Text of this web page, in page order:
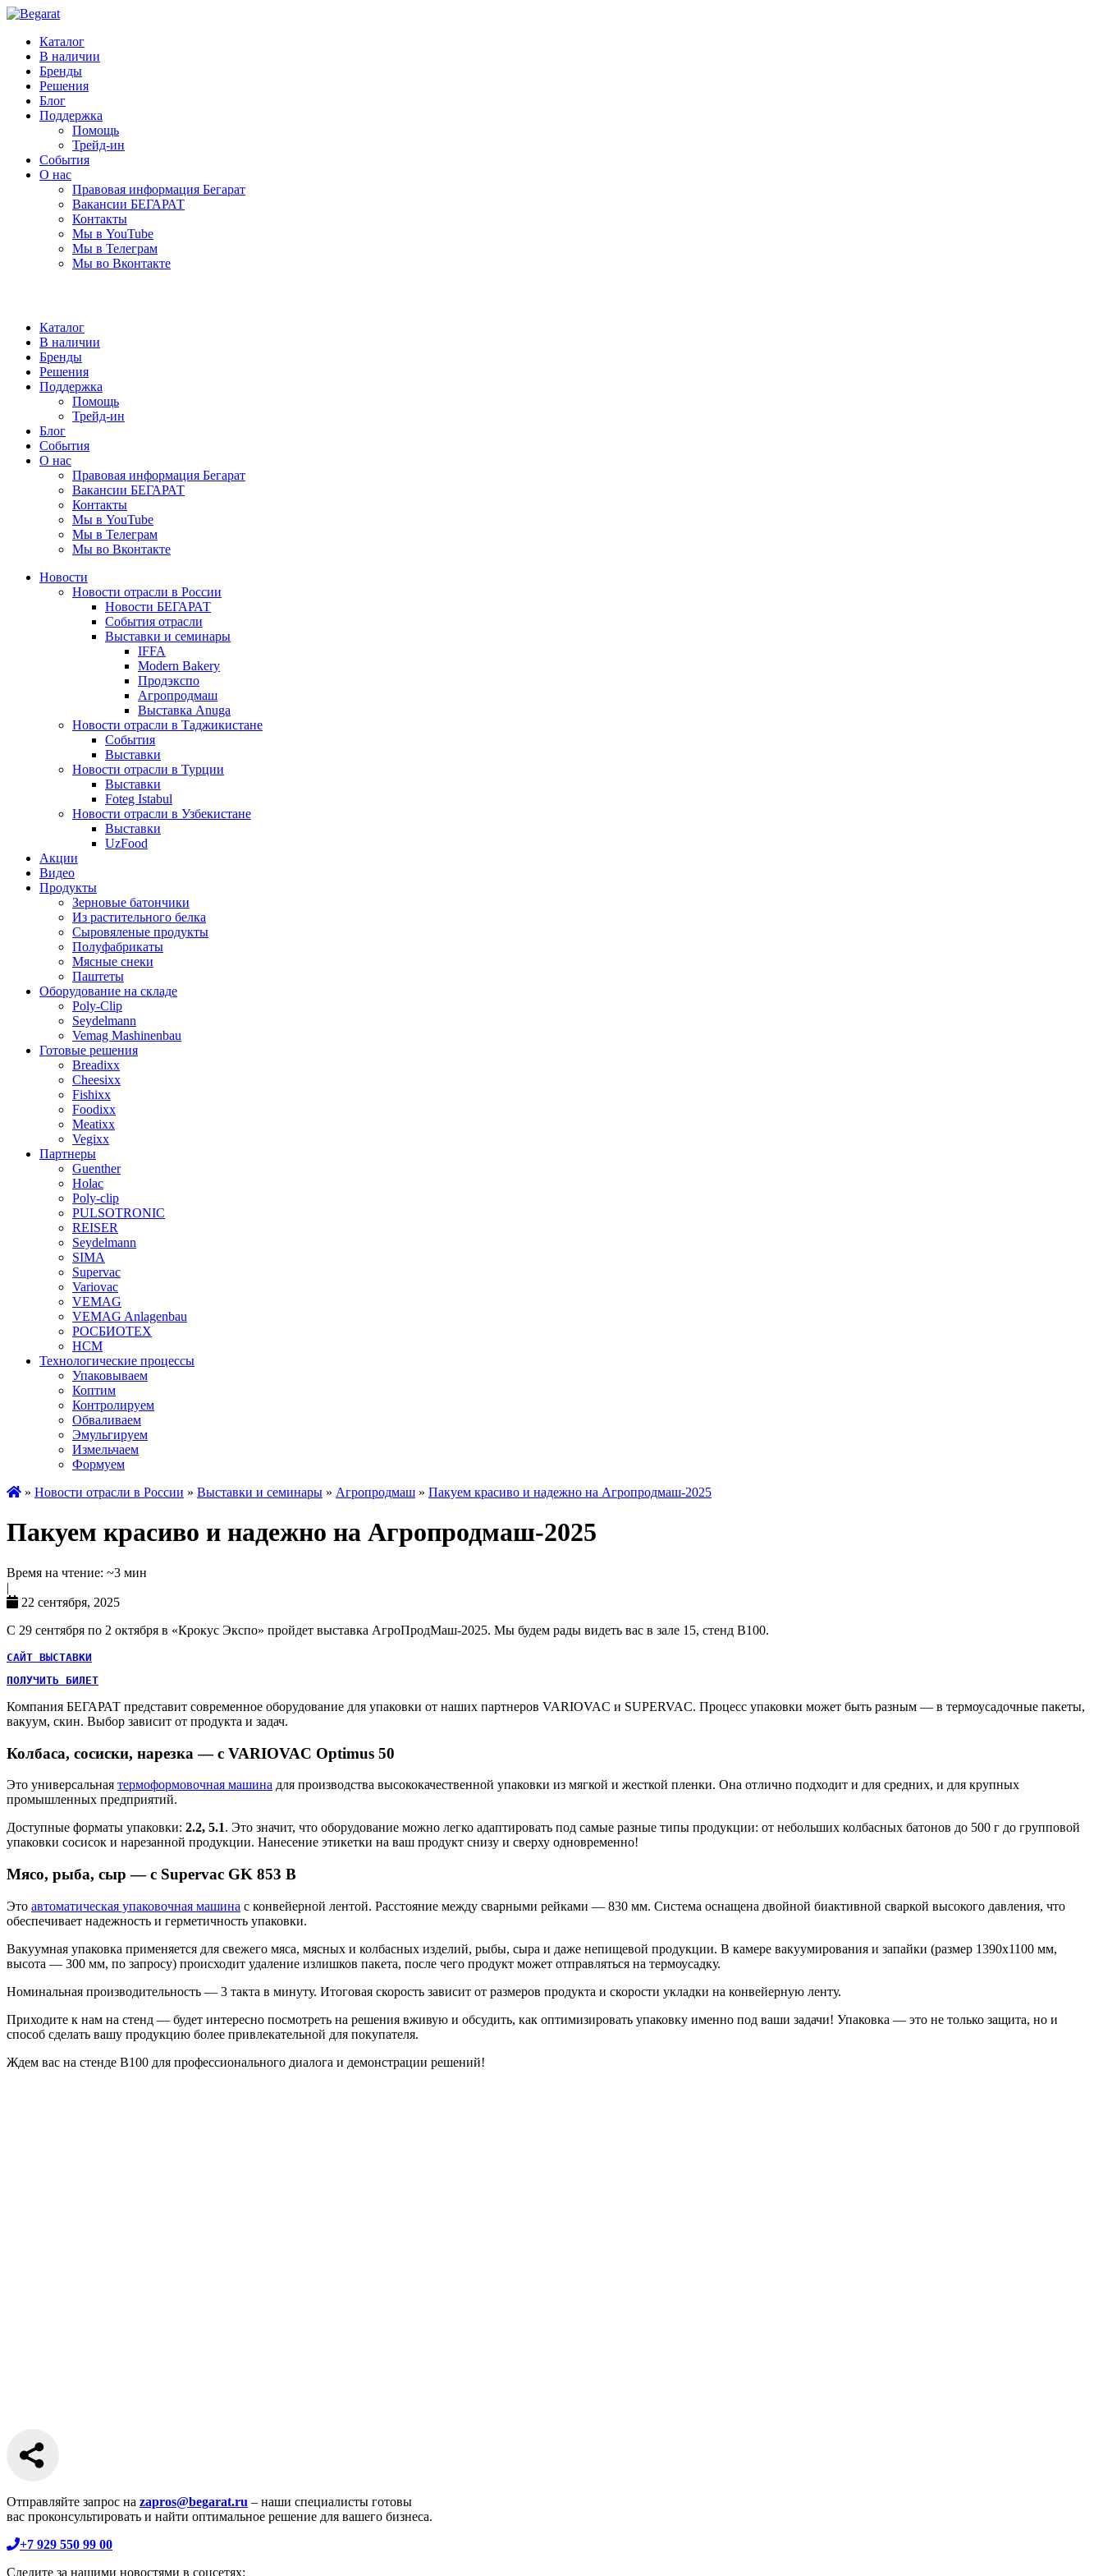
Каталог
В наличии
Бренды
Решения
Блог
Поддержка
Помощь
Трейд-ин
События
О нас
Правовая информация Бегарат
Вакансии БЕГАРАТ
Контакты
Мы в YouTube
Мы в Телеграм
Мы во Вконтакте
Каталог
В наличии
Бренды
Решения
Поддержка
Помощь
Трейд-ин
Блог
События
О нас
Правовая информация Бегарат
Вакансии БЕГАРАТ
Контакты
Мы в YouTube
Мы в Телеграм
Мы во Вконтакте
Новости
Новости отрасли в России
Новости БЕГАРАТ
События отрасли
Выставки и семинары
IFFA
Modern Bakery
Продэкспо
Агропродмаш
Выставка Anuga
Новости отрасли в Таджикистане
События
Выставки
Новости отрасли в Турции
Выставки
Foteg Istabul
Новости отрасли в Узбекистане
Выставки
UzFood
Акции
Видео
Продукты
Зерновые батончики
Из растительного белка
Сыровяленые продукты
Полуфабрикаты
Мясные снеки
Паштеты
Оборудование на складе
Poly-Clip
Seydelmann
Vemag Mashinenbau
Готовые решения
Breadixx
Cheesixx
Fishixx
Foodixx
Meatixx
Vegixx
Партнеры
Guenther
Holac
Poly-clip
PULSOTRONIC
REISER
Seydelmann
SIMA
Supervac
Variovac
VEMAG
VEMAG Anlagenbau
РОСБИОТЕХ
НСМ
Технологические процессы
Упаковываем
Коптим
Контролируем
Обваливаем
Эмульгируем
Измельчаем
Формуем
» Новости отрасли в России » Выставки и семинары » Агропродмаш » Пакуем красиво и надежно на Агропродмаш-2025
Пакуем красиво и надежно на Агропродмаш-2025
Время на чтение: ~3 мин
|
22 сентября, 2025
С 29 сентября по 2 октября в «Крокус Экспо» пройдет выставка АгроПродМаш-2025. Мы будем рады видеть вас в зале 15, стенд B100.
САЙТ ВЫСТАВКИ
ПОЛУЧИТЬ БИЛЕТ
Компания БЕГАРАТ представит современное оборудование для упаковки от наших партнеров VARIOVAC и SUPERVAC. Процесс упаковки может быть разным — в термоусадочные пакеты,
вакуум, скин. Выбор зависит от продукта и задач.
Колбаса, сосиски, нарезка — с VARIOVAC Optimus 50
Это универсальная термоформовочная машина для производства высококачественной упаковки из мягкой и жесткой пленки. Она отлично подходит и для средних, и для крупных
промышленных предприятий.
Доступные форматы упаковки: 2.2, 5.1. Это значит, что оборудование можно легко адаптировать под самые разные типы продукции: от небольших колбасных батонов до 500 г до групповой
упаковки сосисок и нарезанной продукции. Нанесение этикетки на ваш продукт снизу и сверху одновременно!
Мясо, рыба, сыр — с Supervac GK 853 В
Это автоматическая упаковочная машина с конвейерной лентой. Расстояние между сварными рейками — 830 мм. Система оснащена двойной биактивной сваркой высокого давления, что
обеспечивает надежность и герметичность упаковки.
Вакуумная упаковка применяется для свежего мяса, мясных и колбасных изделий, рыбы, сыра и даже непищевой продукции. В камере вакуумирования и запайки (размер 1390х1100 мм,
высота — 300 мм, по запросу) происходит удаление излишков пакета, после чего продукт может отправляться на термоусадку.
Номинальная производительность — 3 такта в минуту. Итоговая скорость зависит от размеров продукта и скорости укладки на конвейерную ленту.
Приходите к нам на стенд — будет интересно посмотреть на решения вживую и обсудить, как оптимизировать упаковку именно под ваши задачи! Упаковка — это не только защита, но и
способ сделать вашу продукцию более привлекательной для покупателя.
Ждем вас на стенде B100 для профессионального диалога и демонстрации решений!
Отправляйте запрос на zapros@begarat.ru – наши специалисты готовы
вас проконсультировать и найти оптимальное решение для вашего бизнеса.
+7 929 550 99 00
Следите за нашими новостями в соцсетях: